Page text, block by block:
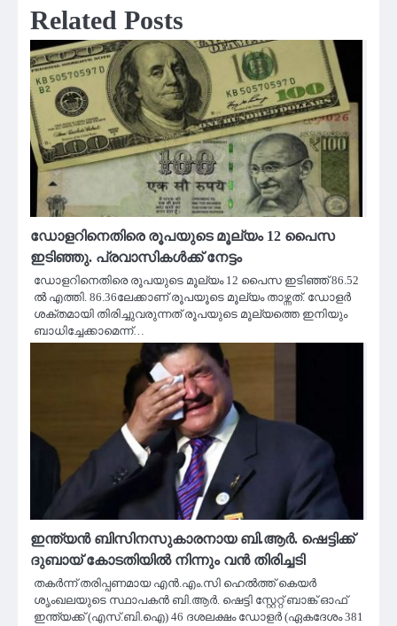
Related Posts
ഡോളറിനെതിരെ രൂപയുടെ മൂല്യം 12 പൈസ
ഇടിഞ്ഞു. പ്രവാസികൾക്ക് നേട്ടം
ഡോളറിനെതിരെ രൂപയുടെ മൂല്യം 12 പൈസ ഇടിഞ്ഞ് 86.52
ൽ എത്തി. 86.36ലേക്കാണ് രൂപയൂടെ മൂല്യം താഴ്ന്നത്. ഡോളര്‍
ശക്തമായി തിരിച്ചുവരുന്നത് രൂപയുടെ മൂല്യത്തെ ഇനിയും
ബാധിച്ചേക്കാമെന്ന്…
ഇന്ത്യൻ ബിസിനസുകാരനായ ബി.ആര്‍. ഷെട്ടിക്ക്
ദുബായ് കോടതിയിൽ നിന്നും വൻ തിരിച്ചടി
തകര്‍ന്ന് തരിപ്പണമായ എന്‍.എം.സി ഹെല്‍ത്ത് കെയര്‍
ശൃംഖലയുടെ സ്ഥാപകന്‍ ബി.ആര്‍. ഷെട്ടി സ്റ്റേറ്റ് ബാങ്ക് ഓഫ്
ഇന്ത്യക്ക് (എസ്.ബി.ഐ) 46 ദശലക്ഷം ഡോളര്‍ (ഏകദേശം 381